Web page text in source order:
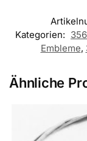
Kategorien:
Embleme,
Ähnliche